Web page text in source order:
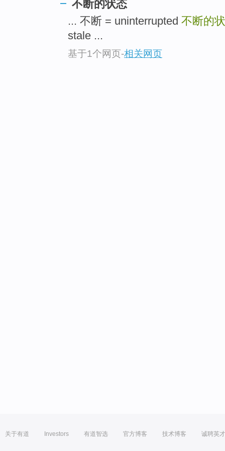
不断的状态
... 不断 = uninterrupted 不断的
stale ...
基于1个网页-相关网页
关于有道 Investors 有道智选 官方博客 技术博客 诚聘英才